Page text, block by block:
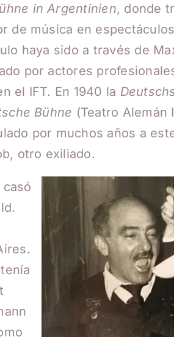
in Argentinien, donde
de música en
haya sido a través de
por actores
el IFT. En 1940 la
Bühne (Teatro Alemán
por muchos años a
otro exiliado.
casó